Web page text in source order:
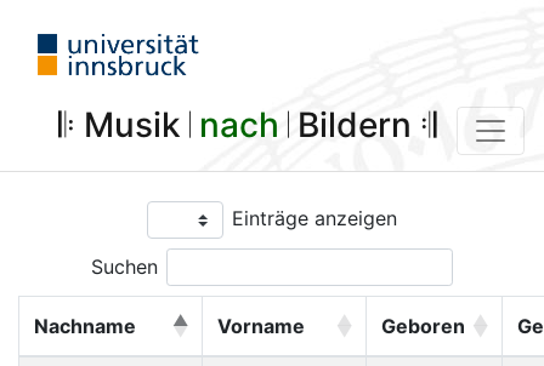
𝄆 Musik 𝄀 nach 𝄀 Bildern 𝄇
Einträge anzeigen
Suchen
Nachname Vorname Geboren